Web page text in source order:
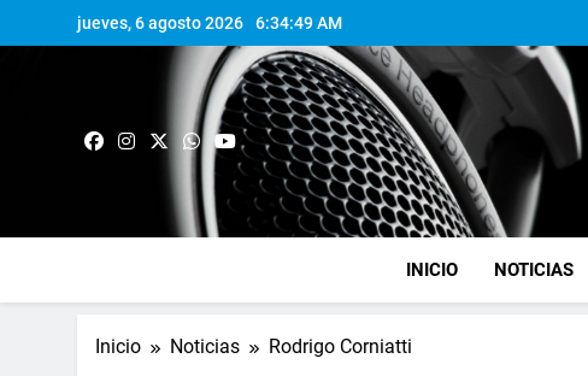
jueves, 6 agosto 2026 6:34:50 AM
INICIO NOTICIAS
Inicio Noticias Rodrigo Corniatti